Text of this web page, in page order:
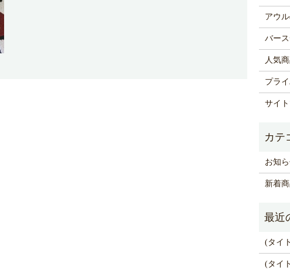
アウ
バー
人気
プラ
サイ
お知
新着
(タイ
(タイ